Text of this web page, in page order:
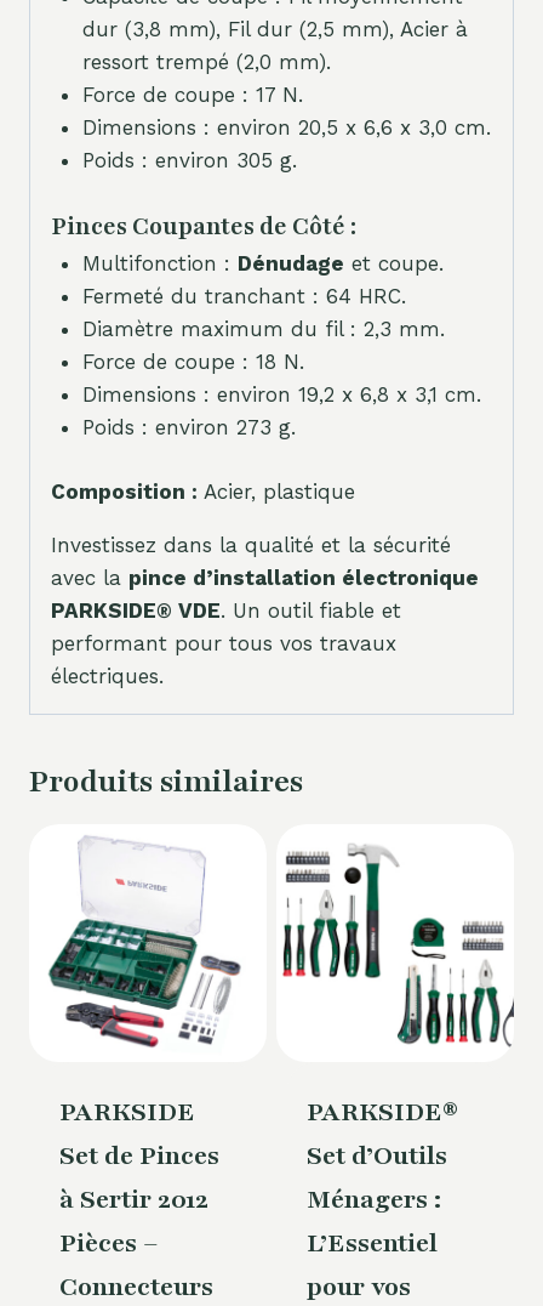
dur (3,8 mm), Fil dur (2,5 mm), Acier à
ressort trempé (2,0 mm).
Force de coupe : 17 N.
Dimensions : environ 20,5 x 6,6 x 3,0 cm.
Poids : environ 305 g.
Pinces Coupantes de Côté :
Multifonction : Dénudage et coupe.
Fermeté du tranchant : 64 HRC.
Diamètre maximum du fil : 2,3 mm.
Force de coupe : 18 N.
Dimensions : environ 19,2 x 6,8 x 3,1 cm.
Poids : environ 273 g.
Composition : Acier, plastique
Investissez dans la qualité et la sécurité
avec la pince d’installation électronique
PARKSIDE® VDE. Un outil fiable et
performant pour tous vos travaux
électriques.
Produits similaires
PARKSIDE
Set de Pinces
à Sertir 2012
Pièces –
Connecteurs
PARKSIDE®
Set d’Outils
Ménagers :
L’Essentiel
pour vos